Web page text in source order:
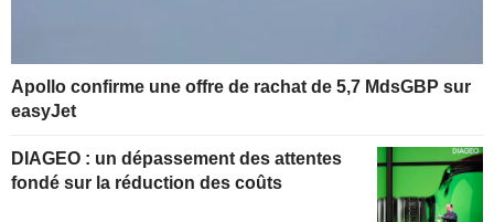
Apollo confirme une offre de rachat de 5,7 MdsGBP sur
easyJet
DIAGEO : un dépassement des attentes
fondé sur la réduction des coûts